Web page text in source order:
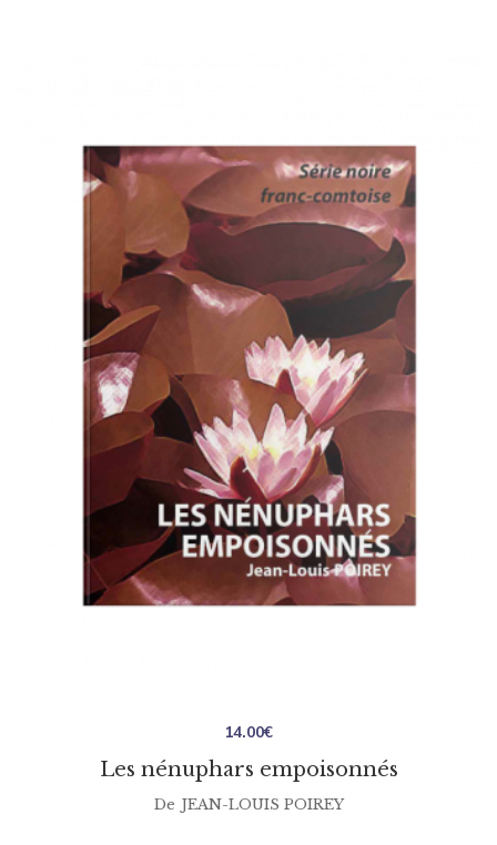
Les nénuphars empoisonnés
14.00€
De JEAN-LOUIS POIREY